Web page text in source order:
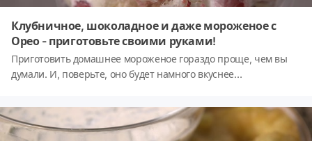
Клубничное, шоколадное и даже мороженое с
Орео - приготовьте своими руками!
Приготовить домашнее мороженое гораздо проще, чем вы
думали. И, поверьте, оно будет намного вкуснее
;) Спешите сделать своими руками, ведь лето в самом
разгаре!